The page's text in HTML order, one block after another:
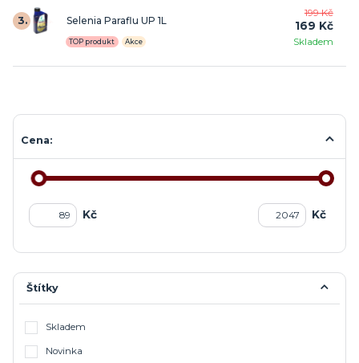
3. Selenia Paraflu UP 1L
Skladem
TOP produkt Akce
199 Kč
169 Kč
Cena:
Kč Kč
Štítky
Skladem
Novinka